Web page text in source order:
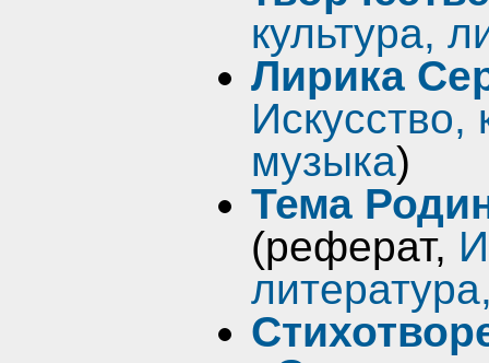
культура,
Лирика
Искусство,
музыка)
Тема
(реферат,